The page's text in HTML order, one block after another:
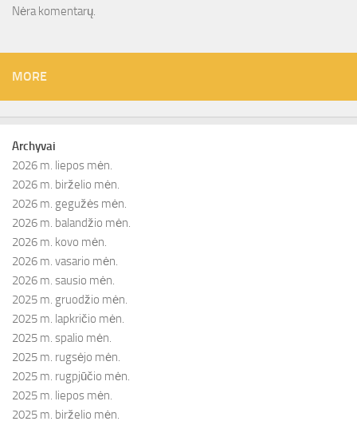
Nėra komentarų.
MORE
Archyvai
2026 m. liepos mėn.
2026 m. birželio mėn.
2026 m. gegužės mėn.
2026 m. balandžio mėn.
2026 m. kovo mėn.
2026 m. vasario mėn.
2026 m. sausio mėn.
2025 m. gruodžio mėn.
2025 m. lapkričio mėn.
2025 m. spalio mėn.
2025 m. rugsėjo mėn.
2025 m. rugpjūčio mėn.
2025 m. liepos mėn.
2025 m. birželio mėn.